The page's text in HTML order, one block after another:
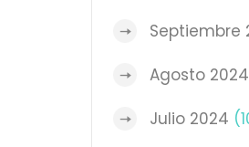
Septiembre
Agosto 2024
Julio 2024